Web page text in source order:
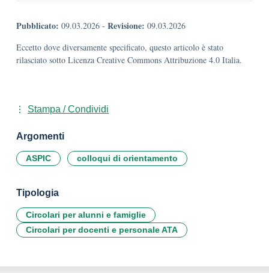
Pubblicato: 09.03.2026 - Revisione: 09.03.2026
Eccetto dove diversamente specificato, questo articolo è stato
rilasciato sotto Licenza Creative Commons Attribuzione 4.0 Italia.
Stampa / Condividi
Argomenti
ASPIC colloqui di orientamento
Tipologia
Circolari per alunni e famiglie
Circolari per docenti e personale ATA